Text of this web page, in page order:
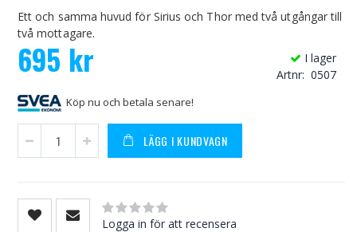
Ett och samma huvud för Sirius och Thor med två utgångar till
två mottagare.
695 kr
I lager
Artnr
0507
Köp nu och betala senare!
LÄGG I KUNDVAGN
Rating:
0% of100
Logga in för att recensera